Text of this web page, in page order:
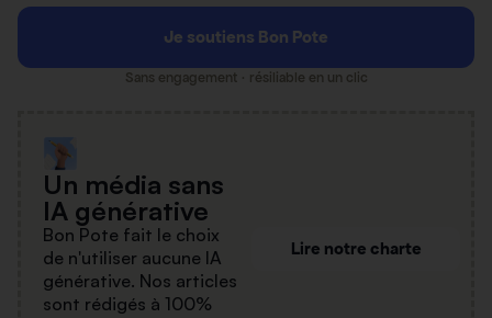
Je soutiens Bon Pote
Sans engagement · résiliable en un clic
Un média sans
IA générative
Bon Pote fait le choix
de n'utiliser aucune IA
générative. Nos articles
sont rédigés à 100%
Lire notre charte